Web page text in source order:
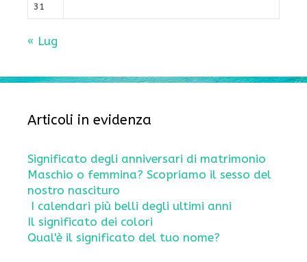
31
« Lug
Articoli in evidenza
Significato degli anniversari di matrimonio
Maschio o femmina? Scopriamo il sesso del
nostro nascituro
I calendari più belli degli ultimi anni
Il significato dei colori
Qual'è il significato del tuo nome?